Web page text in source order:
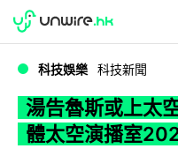
WWDC 2026
科技娛樂 科技新聞
湯告魯斯或上太
體太空演播室